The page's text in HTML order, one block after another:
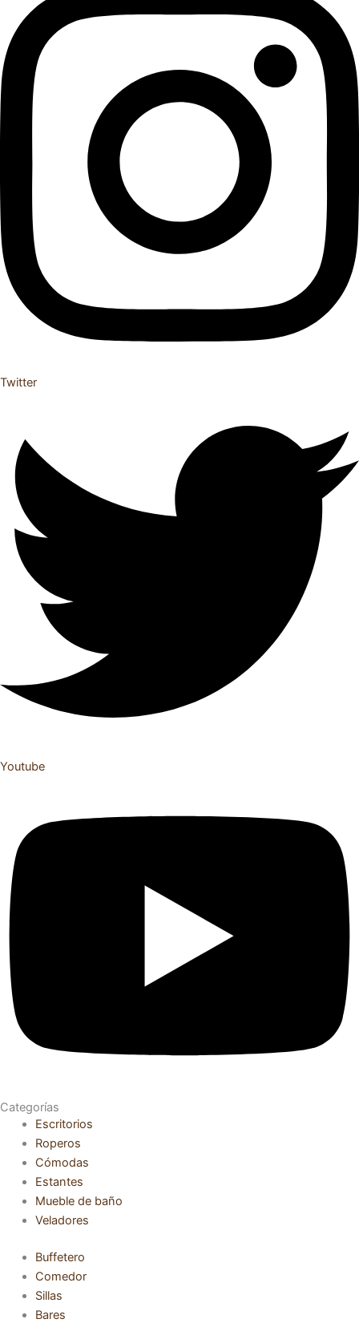
Twitter
Youtube
Categorías
Escritorios
Roperos
Cómodas
Estantes
Mueble de baño
Veladores
Buffetero
Comedor
Sillas
Bares